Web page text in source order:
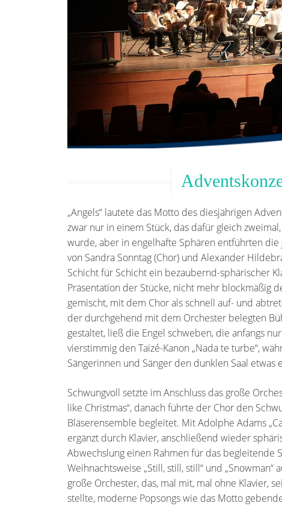
„Angels“ lautete das Motto des diesjährigen
zwar nur in einem Stück, das dafür gleich
wurde, aber in engelhafte Sphären entführten
von Sandra Sonntag (Chor) und Alexander
Schicht für Schicht ein bezaubernd-sphärischer
Präsentation der Stücke, nicht mehr blockmäßig
gemischt, mit dem Chor als schnell auf- und
der durchgehend mit dem Orchester belegten
gestaltet, ließ die Engel schweben, die anfangs
vierstimmig den Taizé-Kanon „Nada te turbe“,
Sängerinnen und Sänger den dunklen Saal etwas
Schwungvoll setzte im Anschluss das große
like Christmas“, danach führte der Chor den
Bläserensemble begleitet. Mit Adolphe Adams
ergänzt durch Klavier, anschließend wieder
Abwechslung einen Rahmen für das
Weihnachtsweise „Still, still, still“ und
große Orchester, das, mal mit, mal ohne Klavier,
stellte, moderne Popsongs wie das Motto